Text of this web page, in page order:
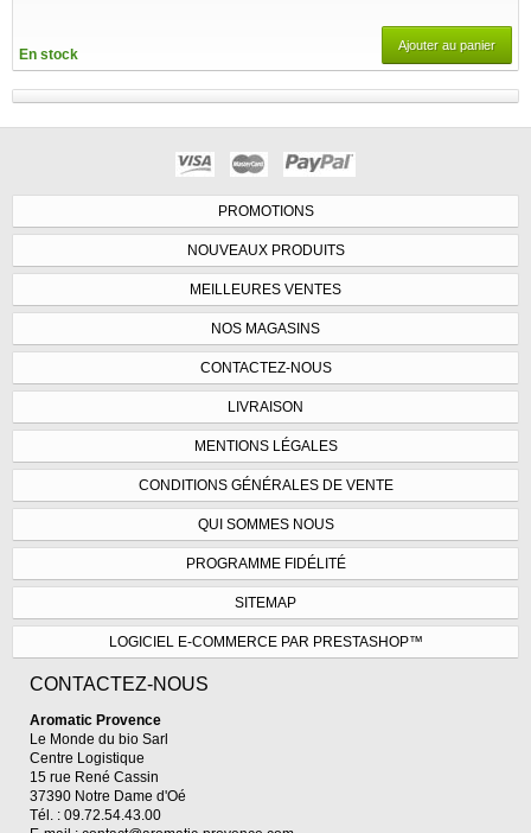
En stock
Ajouter au panier
PROMOTIONS
NOUVEAUX PRODUITS
MEILLEURES VENTES
NOS MAGASINS
CONTACTEZ-NOUS
LIVRAISON
MENTIONS LÉGALES
CONDITIONS GÉNÉRALES DE VENTE
QUI SOMMES NOUS
PROGRAMME FIDÉLITÉ
SITEMAP
LOGICIEL E-COMMERCE PAR PRESTASHOP™
CONTACTEZ-NOUS
Aromatic Provence
Le Monde du bio Sarl
Centre Logistique
15 rue René Cassin
37390 Notre Dame d'Oé
Tél. : 09.72.54.43.00